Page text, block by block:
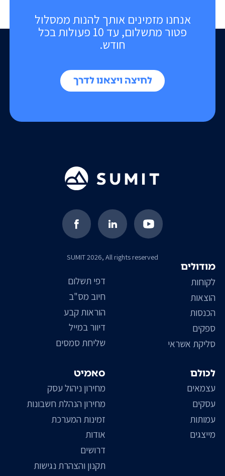
אנחנו מזמינים אותך להנות ממסלול
פטור מתשלום, עד 10 פעולות בכל
חודש.
לחיצה ויצאנו לדרך
SUMIT 2026, All rights reserved
סאמיט
מחירון ניהול עסק
מחירון הנהלת חשבונות
זמינות המערכת
אודות
דרושים
תקנון והצהרת נגישות
דפי תשלום
חיוב מס"ב
הוראות קבע
דיוור במייל
שליחת סמסים
מודולים
לקוחות
הוצאות
הכנסות
ספקים
סליקת אשראי
לכולם
עצמאים
עסקים
עמותות
מייצגים